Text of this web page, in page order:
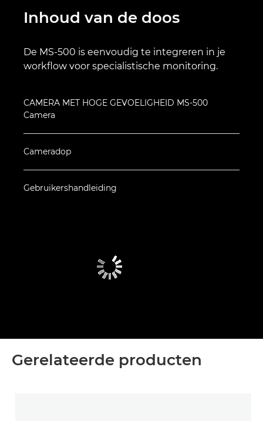
Inhoud van de doos
De MS-500 is eenvoudig te integreren in je
workflow voor specialistische monitoring.
CAMERA MET HOGE GEVOELIGHEID MS-500
Camera
Cameradop
Gebruikershandleiding
Gerelateerde producten